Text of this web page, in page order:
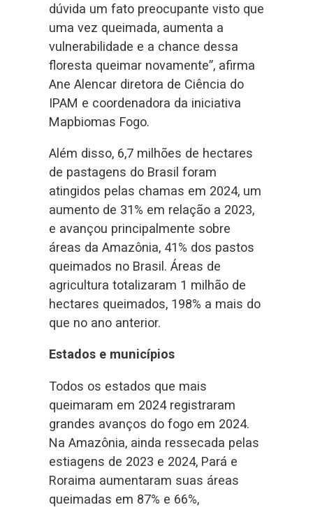
dúvida um fato preocupante visto que
uma vez queimada, aumenta a
vulnerabilidade e a chance dessa
floresta queimar novamente”, afirma
Ane Alencar diretora de Ciência do
IPAM e coordenadora da iniciativa
Mapbiomas Fogo.
Além disso, 6,7 milhões de hectares
de pastagens do Brasil foram
atingidos pelas chamas em 2024, um
aumento de 31% em relação a 2023,
e avançou principalmente sobre
áreas da Amazônia, 41% dos pastos
queimados no Brasil. Áreas de
agricultura totalizaram 1 milhão de
hectares queimados, 198% a mais do
que no ano anterior.
Estados e municípios
Todos os estados que mais
queimaram em 2024 registraram
grandes avanços do fogo em 2024.
Na Amazônia, ainda ressecada pelas
estiagens de 2023 e 2024, Pará e
Roraima aumentaram suas áreas
queimadas em 87% e 66%,